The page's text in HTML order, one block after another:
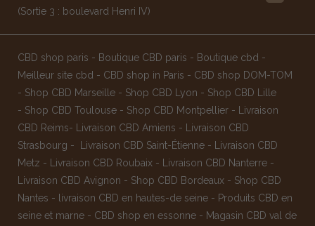
(Sortie 3 : boulevard Henri IV)
CBD shop paris - Boutique CBD paris - Boutique cbd -
Meilleur site cbd - CBD shop in Paris - CBD shop DOM-TOM
- Shop CBD Marseille - Shop CBD Lyon - Shop CBD Lille
- Shop CBD Toulouse - Shop CBD Montpellier -
Livraison
CBD Reims- Livraison CBD Amiens -
Livraison CBD
Strasbourg - Livraison CBD Saint-Étienne -
Livraison CBD
Metz - Livraison CBD Roubaix - Livraison CBD Nanterre -
Livraison CBD Avignon - Shop CBD Bordeaux - Shop CBD
Nantes - livraison CBD en hautes-de seine - Produits CBD en
seine et marne - CBD shop en essonne - Magasin CBD val de